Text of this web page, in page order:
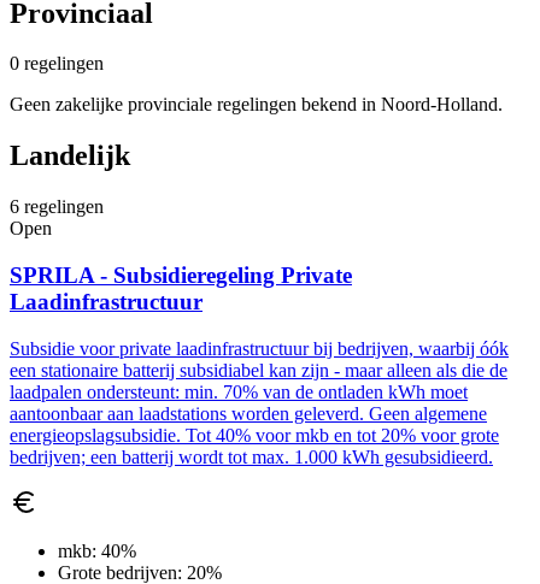
Provinciaal
0 regelingen
Geen zakelijke provinciale regelingen bekend in Noord-Holland.
Landelijk
6 regelingen
Open
SPRILA - Subsidieregeling Private
Laadinfrastructuur
Subsidie voor private laadinfrastructuur bij bedrijven, waarbij óók
een stationaire batterij subsidiabel kan zijn - maar alleen als die de
laadpalen ondersteunt: min. 70% van de ontladen kWh moet
aantoonbaar aan laadstations worden geleverd. Geen algemene
energieopslagsubsidie. Tot 40% voor mkb en tot 20% voor grote
bedrijven; een batterij wordt tot max. 1.000 kWh gesubsidieerd.
mkb: 40%
Grote bedrijven: 20%